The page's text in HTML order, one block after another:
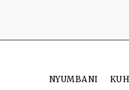
NYUMBANI